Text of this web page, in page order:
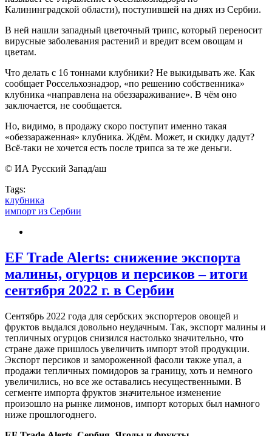
Калининградской области), поступившей на днях из Сербии.
В ней нашли западный цветочный трипс, который переносит
вирусные заболевания растений и вредит всем овощам и
цветам.
Что делать с 16 тоннами клубники? Не выкидывать же. Как
сообщает Россельхознадзор, «по решению собственника»
клубника «направлена на обеззараживание». В чём оно
заключается, не сообщается.
Но, видимо, в продажу скоро поступит именно такая
«обеззараженная» клубника. Ждём. Может, и скидку дадут?
Всё-таки не хочется есть после трипса за те же деньги.
© ИА Русский Запад/аш
Tags:
клубника
импорт из Сербии
EF Trade Alerts: снижение экспорта
малины, огурцов и персиков – итоги
сентября 2022 г. в Сербии
Сентябрь 2022 года для сербских экспортеров овощей и
фруктов выдался довольно неудачным. Так, экспорт малины и
тепличных огурцов снизился настолько значительно, что
стране даже пришлось увеличить импорт этой продукции.
Экспорт персиков и замороженной фасоли также упал, а
продажи тепличных помидоров за границу, хоть и немного
увеличились, но все же оставались несущественными. В
сегменте импорта фруктов значительное изменение
произошло на рынке лимонов, импорт которых был намного
ниже прошлогоднего.